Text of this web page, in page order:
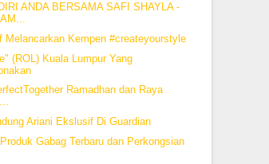
ANDA BERSAMA SAFI SHAYLA -
Melancarkan Kempen #createyourstyle
(ROL) Kuala Lumpur Yang
Ramadhan dan Raya
Ariani Ekslusif Di Guardian
Gabag Terbaru dan Perkongsian